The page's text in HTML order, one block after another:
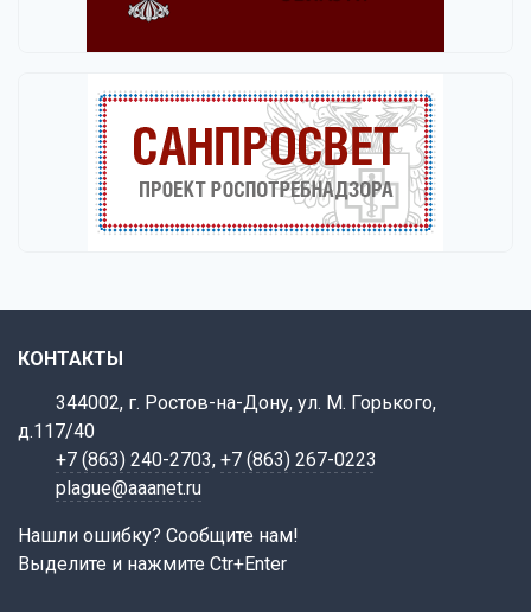
КОНТАКТЫ
344002, г. Ростов-на-Дону, ул. М. Горького,
д.117/40
+7 (863) 240-2703, +7 (863) 267-0223
plague@aaanet.ru
Нашли ошибку? Сообщите нам!
Выделите и нажмите Ctr+Enter